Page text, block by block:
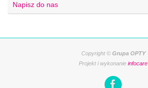
Napisz do nas
Copyright © Grupa OPTY
Projekt i wykonanie infocare